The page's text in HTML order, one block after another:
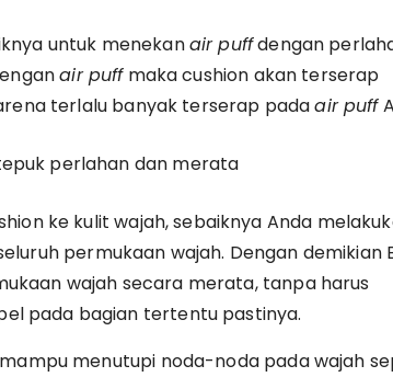
untuk menekanair puffdengan
air puffmaka cushion akan terserap
terlalu banyak terserap padaair puff
perlahan dan merata
ke kulit wajah, sebaiknya Anda
permukaan wajah. Dengan demikian
wajah secara merata, tanpa harus
pada bagian tertentu pastinya.
menutupi noda-noda pada wajah